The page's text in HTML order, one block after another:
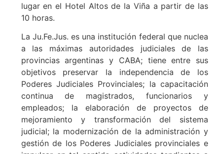
lugar en el Hotel Altos de la Viña a partir de las
10 horas.
La Ju.Fe.Jus. es una institución federal que nuclea
a las máximas autoridades judiciales de las
provincias argentinas y CABA; tiene entre sus
objetivos preservar la independencia de los
Poderes Judiciales Provinciales; la capacitación
continua de magistrados, funcionarios y
empleados; la elaboración de proyectos de
mejoramiento y transformación del sistema
judicial; la modernización de la administración y
gestión de los Poderes Judiciales provinciales e